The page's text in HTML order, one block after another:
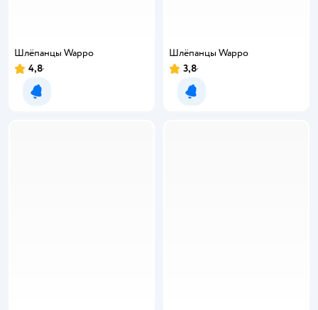
Шлёпанцы Wappo
4,8
Уведомить о появлении
Шлёпанцы Wappo
3,8
Уведомить о появлении